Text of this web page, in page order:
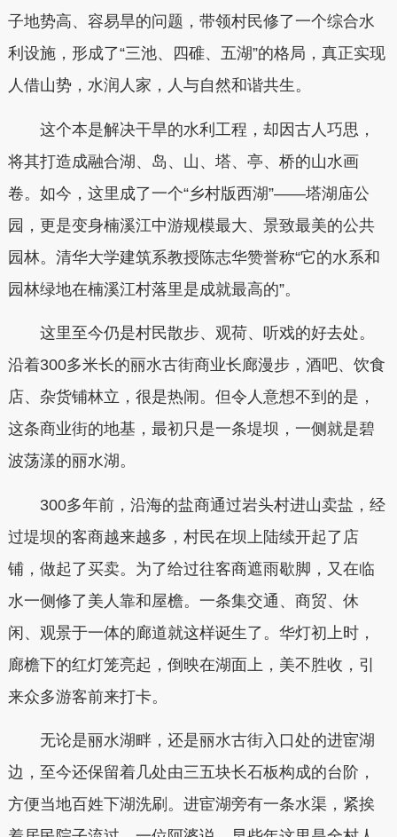
子地势高、容易旱的问题，带领村民修了一个综合水
利设施，形成了“三池、四碓、五湖”的格局，真正实现
人借山势，水润人家，人与自然和谐共生。
这个本是解决干旱的水利工程，却因古人巧思，
将其打造成融合湖、岛、山、塔、亭、桥的山水画
卷。如今，这里成了一个“乡村版西湖”——塔湖庙公
园，更是变身楠溪江中游规模最大、景致最美的公共
园林。清华大学建筑系教授陈志华赞誉称“它的水系和
园林绿地在楠溪江村落里是成就最高的”。
这里至今仍是村民散步、观荷、听戏的好去处。
沿着300多米长的丽水古街商业长廊漫步，酒吧、饮食
店、杂货铺林立，很是热闹。但令人意想不到的是，
这条商业街的地基，最初只是一条堤坝，一侧就是碧
波荡漾的丽水湖。
300多年前，沿海的盐商通过岩头村进山卖盐，经
过堤坝的客商越来越多，村民在坝上陆续开起了店
铺，做起了买卖。为了给过往客商遮雨歇脚，又在临
水一侧修了美人靠和屋檐。一条集交通、商贸、休
闲、观景于一体的廊道就这样诞生了。华灯初上时，
廊檐下的红灯笼亮起，倒映在湖面上，美不胜收，引
来众多游客前来打卡。
无论是丽水湖畔，还是丽水古街入口处的进宦湖
边，至今还保留着几处由三五块长石板构成的台阶，
方便当地百姓下湖洗刷。进宦湖旁有一条水渠，紧挨